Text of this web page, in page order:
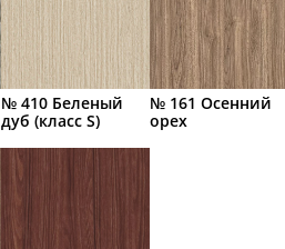
№ 410 Беленый
дуб (класс S)
№ 161 Осенний
орех